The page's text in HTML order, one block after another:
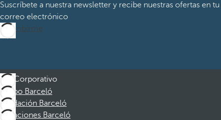
Suscríbete a nuestra newsletter y recibe nuestras ofertas en tu
correo electrónico
Suscribirme
Corporativo
Grupo Barceló
Fundación Barceló
Vacaciones Barceló